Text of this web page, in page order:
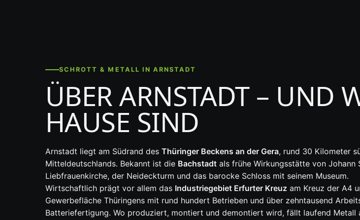
SCHROTT & METALL IN ARNSTADT
ÜBER ARNSTADT – UND
HAUSE SIND
Arnstadt liegt am Südrand des Thüringer Beckens an der Gera, rund 30 Kilometer
Mitteldeutschlands. Bekannt ist die Bachstadt als frühe Wirkungsstätte von
Liebfrauenkirche, der Neideckturm und das barocke Schloss mit seinem Museum.
Wirtschaftlich prägt vor allem das Industriegebiet Erfurter Kreuz am Kreuz der A4
Gewerbefläche Thüringens mit rund hundert Betrieben und über zehntausend
Batteriefertigung. Wo produziert, montiert und demontiert wird, fällt laufend Metall